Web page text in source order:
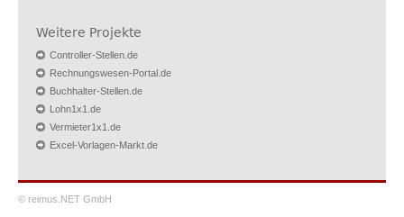
Weitere Projekte
Controller-Stellen.de
Rechnungswesen-Portal.de
Buchhalter-Stellen.de
Lohn1x1.de
Vermieter1x1.de
Excel-Vorlagen-Markt.de
© reimus.NET GmbH